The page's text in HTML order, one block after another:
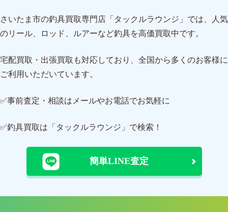
さいたま市の釣具買取専門店「タックルラウンジ」では、人気
のリール、ロッド、ルアーなど釣具を高価買取中です。
宅配買取・出張買取も対応しており、全国から多くのお客様に
ご利用いただいています。
✅事前査定・相談はメールやお電話でお気軽に
✅釣具買取は「タックルラウンジ」で検索！
簡単LINE査定